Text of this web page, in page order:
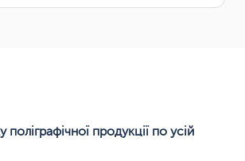
продукції по усій